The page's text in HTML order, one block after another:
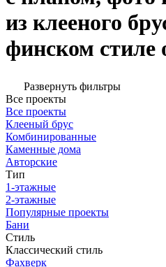
из клееного
финском стиле
Развернуть фильтры
Все проекты
Все проекты
Клееный брус
Комбинированные
Каменные дома
Авторские
Тип
1-этажные
2-этажные
Популярные проекты
Бани
Стиль
Классический стиль
Фахверк